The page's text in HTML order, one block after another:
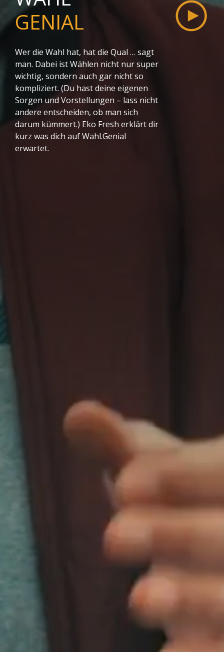
GENIAL
Wer die Wahl hat, hat die Qual … sagt
man. Dabei ist Wählen nicht nur super
wichtig, sondern auch gar nicht so
kompliziert. (Du hast deine eigenen
Sorgen und Vorstellungen – lass nicht
andere entscheiden, ob man sich
darum kümmert.) Eko Fresh erklärt dir
kurz was dich auf Wahl.Genial
erwartet.